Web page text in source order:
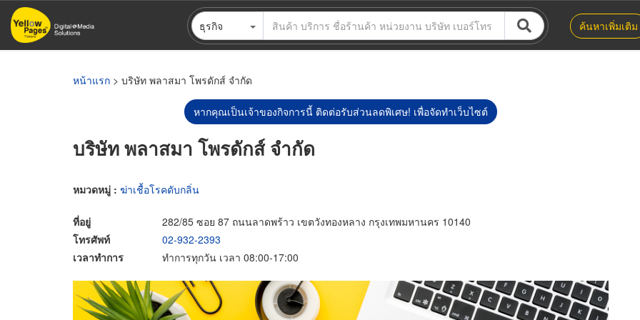
ข้าม
ไป
ธุรกิจ ค้นหาเพิ่มเติม
หน้าแรก > บริษัท พลาสมา โพรดักส์ จำกัด
หากคุณเป็นเจ้าของกิจการนี้ ติดต่อรับส่วนลดพิเศษ! เพื่อจัดทำเว็บไซต์
บริษัท พลาสมา โพรดักส์ จำกัด
หมวดหมู่ : ฆ่าเชื้อโรคดับกลิ่น
ที่อยู่
282/85 ซอย 87 ถนนลาดพร้าว เขตวังทองหลาง กรุงเทพมหานคร 10140
โทรศัพท์
02-932-2393
เวลาทำการ
ทำการทุกวัน เวลา 08:00-17:00